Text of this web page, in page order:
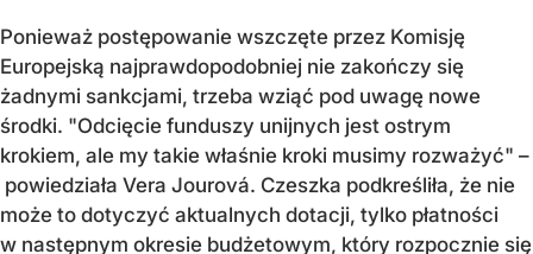
Ponieważ postępowanie wszczęte przez Komisję
Europejską najprawdopodobniej nie zakończy się
żadnymi sankcjami, trzeba wziąć pod uwagę nowe
środki. "Odcięcie funduszy unijnych jest ostrym
krokiem, ale my takie właśnie kroki musimy rozważyć" –
powiedziała Vera Jourová. Czeszka podkreśliła, że nie
może to dotyczyć aktualnych dotacji, tylko płatności
w następnym okresie budżetowym, który rozpocznie się